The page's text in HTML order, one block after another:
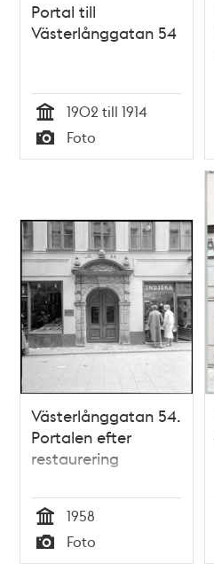
Portal till
Västerlånggatan 54
Tid
1902 till 1914
Typ
Foto
Västerlånggatan 54.
Portalen efter
restaurering
Tid
1958
Typ
Foto